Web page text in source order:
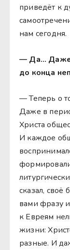
приведёт к
нам сегодня.
— Да… Даже
до конца
— Теперь о
Даже в
Христа
И каждое
сказал,
вами фразу
к Евреям
жизни:
разные. И